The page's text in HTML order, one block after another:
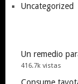
Uncategorized
Un remedio
416.7k vistas